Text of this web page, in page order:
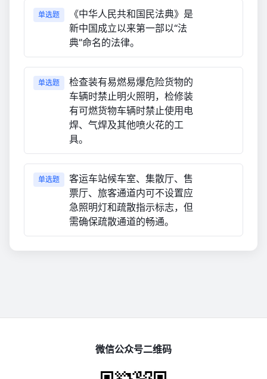
单选题
《中华人民共和国民法典》是
新中国成立以来第一部以“法
典”命名的法律。
单选题
检查装有易燃易爆危险货物的
车辆时禁止明火照明，检修装
有可燃货物车辆时禁止使用电
焊、气焊及其他喷火花的工
具。
单选题
客运车站候车室、集散厅、售
票厅、旅客通道内可不设置应
急照明灯和疏散指示标志，但
需确保疏散通道的畅通。
微信公众号二维码